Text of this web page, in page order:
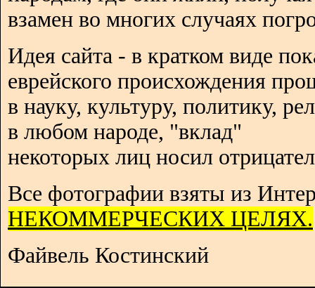
взамен во многих случаях
Идея сайта - в кратком виде
еврейского происхождения
в науку, культуру, политику,
в любом народе, "вклад"
некоторых лиц носил
Все фотографии взяты из
НЕКОММЕРЧЕСКИХ ЦЕЛЯХ.
Файвель Костинский